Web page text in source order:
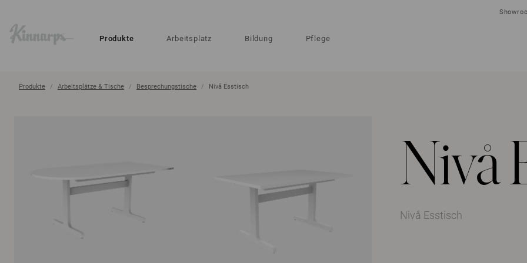
Produkte Arbeitsplatz Bildung Pflege
Produkte Arbeitsplätze & Tische Besprechungstische Nivå Esstisch
Nivå
Nivå Esstisch